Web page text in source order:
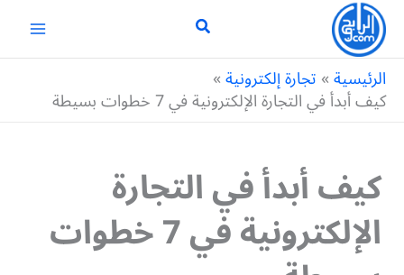
تخطي
المحتوى
الرئيسية تجارة إلكترونية
كيف أبدأ في التجارة الإلكترونية في 7 خطوات بسيطة
كيف أبدأ في التجارة
الإلكترونية في 7 خطوات